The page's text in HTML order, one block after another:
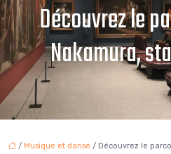
Découvrez le
Nakamura,
/ Musique et danse / Découvrez le